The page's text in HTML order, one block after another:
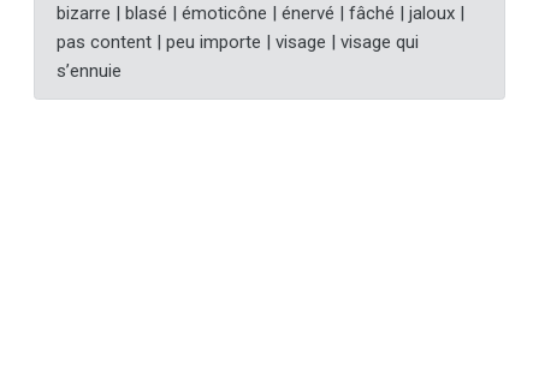
bizarre | blasé | émoticône | énervé | fâché | jaloux |
pas content | peu importe | visage | visage qui
s’ennuie